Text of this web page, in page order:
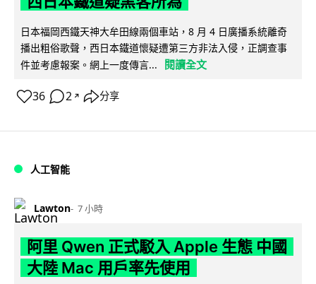
日本福岡西鐵天神大牟田線兩個車站，8 月 4 日廣播系統離奇
播出粗俗歌聲，西日本鐵道懷疑遭第三方非法入侵，正調查事
件並考慮報案。網上一度傳言...
閱讀全文
36 2 ↗ 分享
人工智能
Lawton 7 小時
阿里 Qwen 正式駁入 Apple 生態 中國
大陸 Mac 用戶率先使用